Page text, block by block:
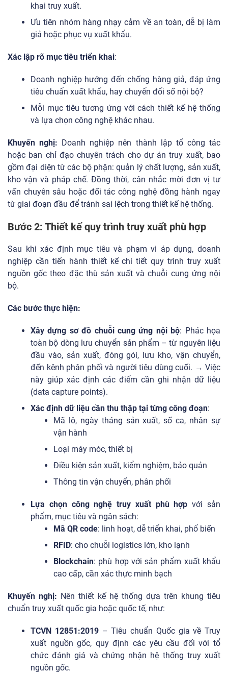
khai truy xuất.
Ưu tiên nhóm hàng nhạy cảm về an toàn, dễ bị làm
giả hoặc phục vụ xuất khẩu.
Xác lập rõ mục tiêu triển khai:
Doanh nghiệp hướng đến chống hàng giả, đáp ứng
tiêu chuẩn xuất khẩu, hay chuyển đổi số nội bộ?
Mỗi mục tiêu tương ứng với cách thiết kế hệ thống
và lựa chọn công nghệ khác nhau.
Khuyến nghị: Doanh nghiệp nên thành lập tổ công tác
hoặc ban chỉ đạo chuyên trách cho dự án truy xuất, bao
gồm đại diện từ các bộ phận: quản lý chất lượng, sản xuất,
kho vận và pháp chế. Đồng thời, cân nhắc mời đơn vị tư
vấn chuyên sâu hoặc đối tác công nghệ đồng hành ngay
từ giai đoạn đầu để tránh sai lệch trong thiết kế hệ thống.
Bước 2: Thiết kế quy trình truy xuất phù hợp
Sau khi xác định mục tiêu và phạm vi áp dụng, doanh
nghiệp cần tiến hành thiết kế chi tiết quy trình truy xuất
nguồn gốc theo đặc thù sản xuất và chuỗi cung ứng nội
bộ.
Các bước thực hiện:
Xây dựng sơ đồ chuỗi cung ứng nội bộ: Phác họa
toàn bộ dòng lưu chuyển sản phẩm – từ nguyên liệu
đầu vào, sản xuất, đóng gói, lưu kho, vận chuyển,
đến kênh phân phối và người tiêu dùng cuối. → Việc
này giúp xác định các điểm cần ghi nhận dữ liệu
(data capture points).
Xác định dữ liệu cần thu thập tại từng công đoạn:
Mã lô, ngày tháng sản xuất, số ca, nhân sự
vận hành
Loại máy móc, thiết bị
Điều kiện sản xuất, kiểm nghiệm, bảo quản
Thông tin vận chuyển, phân phối
Lựa chọn công nghệ truy xuất phù hợp với sản
phẩm, mục tiêu và ngân sách:
Mã QR code: linh hoạt, dễ triển khai, phổ biến
RFID: cho chuỗi logistics lớn, kho lạnh
Blockchain: phù hợp với sản phẩm xuất khẩu
cao cấp, cần xác thực minh bạch
Khuyến nghị: Nên thiết kế hệ thống dựa trên khung tiêu
chuẩn truy xuất quốc gia hoặc quốc tế, như:
TCVN 12851:2019– Tiêu chuẩn Quốc gia về Truy
xuất nguồn gốc, quy định các yêu cầu đối với tổ
chức đánh giá và chứng nhận hệ thống truy xuất
nguồn gốc.